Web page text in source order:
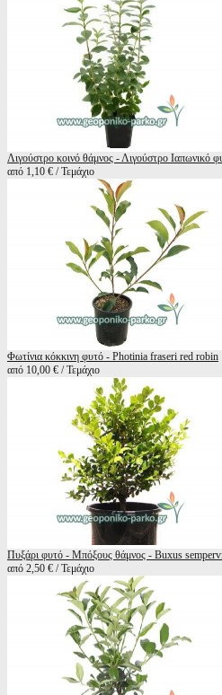
Λιγούστρο κοινό θάμνος - Λιγούστρο Ιαπωνικό
από 1,10 € / Τεμάχιο
Φωτίνια κόκκινη φυτό - Photinia fraseri red robin
από 10,00 € / Τεμάχιο
Πυξάρι φυτό - Μπόξους θάμνος - Buxus
από 2,50 € / Τεμάχιο